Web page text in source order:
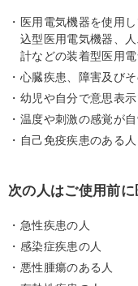
医用電気機器を使用
込型医用電気機器、
計などの装着型医用電
心臓疾患、障害及び
幼児や自分で意思表
温度や刺激の感覚が
自己免疫疾患のある人
次の人はご使用前に
急性疾患の人
感染症疾患の人
悪性腫瘍のある人